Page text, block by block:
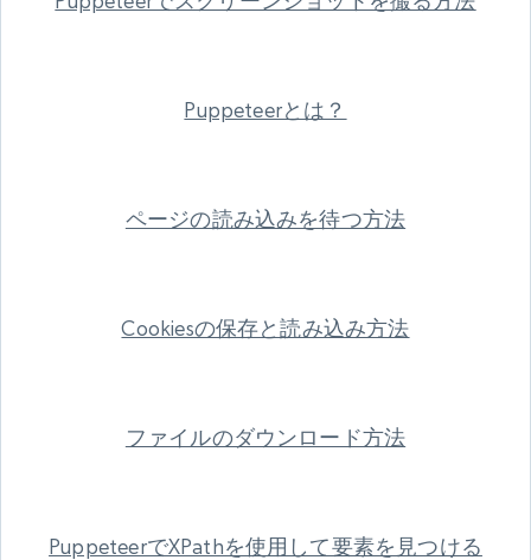
Puppeteerとは？
ページの読み込みを待つ方法
Cookiesの保存と読み込み方法
ファイルのダウンロード方法
PuppeteerでXPathを使用して要素を見つける